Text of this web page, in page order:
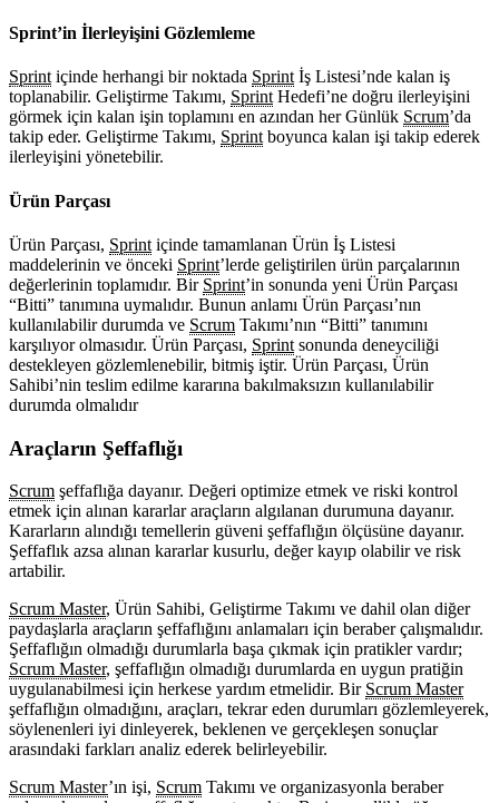
Sprint’in İlerleyişini Gözlemleme
Sprint içinde herhangi bir noktada Sprint İş Listesi’nde kalan iş
toplanabilir. Geliştirme Takımı, Sprint Hedefi’ne doğru ilerleyişini
görmek için kalan işin toplamını en azından her Günlük Scrum’da
takip eder. Geliştirme Takımı, Sprint boyunca kalan işi takip ederek
ilerleyişini yönetebilir.
Ürün Parçası
Ürün Parçası, Sprint içinde tamamlanan Ürün İş Listesi
maddelerinin ve önceki Sprint’lerde geliştirilen ürün parçalarının
değerlerinin toplamıdır. Bir Sprint’in sonunda yeni Ürün Parçası
“Bitti” tanımına uymalıdır. Bunun anlamı Ürün Parçası’nın
kullanılabilir durumda ve Scrum Takımı’nın “Bitti” tanımını
karşılıyor olmasıdır. Ürün Parçası, Sprint sonunda deneyciliği
destekleyen gözlemlenebilir, bitmiş iştir. Ürün Parçası, Ürün
Sahibi’nin teslim edilme kararına bakılmaksızın kullanılabilir
durumda olmalıdır
Araçların Şeffaflığı
Scrum şeffaflığa dayanır. Değeri optimize etmek ve riski kontrol
etmek için alınan kararlar araçların algılanan durumuna dayanır.
Kararların alındığı temellerin güveni şeffaflığın ölçüsüne dayanır.
Şeffaflık azsa alınan kararlar kusurlu, değer kayıp olabilir ve risk
artabilir.
Scrum Master, Ürün Sahibi, Geliştirme Takımı ve dahil olan diğer
paydaşlarla araçların şeffaflığını anlamaları için beraber çalışmalıdır.
Şeffaflığın olmadığı durumlarla başa çıkmak için pratikler vardır;
Scrum Master, şeffaflığın olmadığı durumlarda en uygun pratiğin
uygulanabilmesi için herkese yardım etmelidir. Bir Scrum Master
şeffaflığın olmadığını, araçları, tekrar eden durumları gözlemleyerek,
söylenenleri iyi dinleyerek, beklenen ve gerçekleşen sonuçlar
arasındaki farkları analiz ederek belirleyebilir.
Scrum Master’ın işi, Scrum Takımı ve organizasyonla beraber